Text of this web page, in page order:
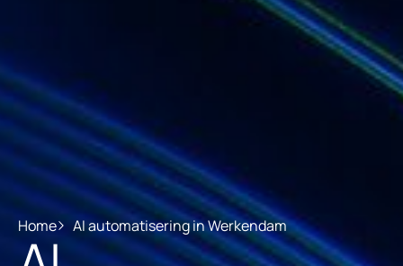
Home AI automatisering in Werkendam